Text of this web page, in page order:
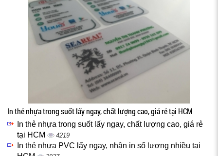
In thẻ nhựa trong suốt lấy ngay, chất lượng cao, giá rẻ tại HCM
In thẻ nhựa trong suốt lấy ngay, chất lượng cao, giá rẻ
tại HCM
4219
In thẻ nhựa PVC lấy ngay, nhận in số lượng nhiều tại